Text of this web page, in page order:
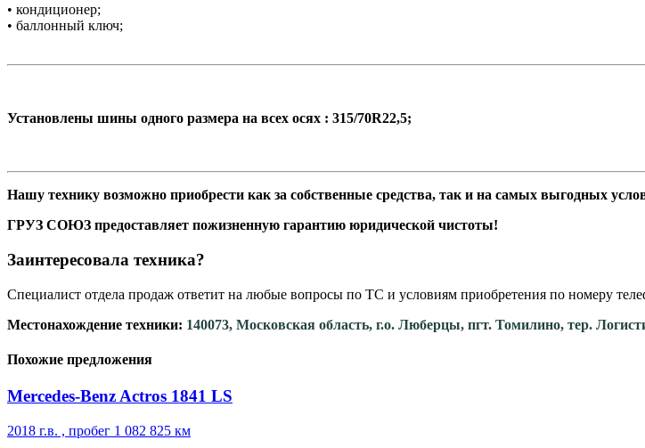
• кондиционер;
• баллонный ключ;
Установлены шины одного размера на всех осях : 315/70R22,5;
Нашу технику возможно приобрести как за собственные средства, так и на самых выгодных
ГРУЗ СОЮЗ предоставляет пожизненную гарантию юридической чистоты!
Заинтересовала техника?
Специалист отдела продаж ответит на любые вопросы по ТС и условиям приобретения по номеру
Местонахождение техники: 140073, Московская область, г.о. Люберцы, пгт. Томилино, тер.
Похожие предложения
Mercedes-Benz Actros 1841 LS
2018 г.в. , пробег 1 082 825 км